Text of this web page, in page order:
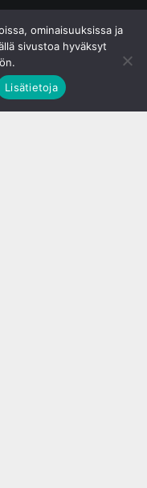
ominaisuuksissa ja
sivustoa hyväksyt
Lisätietoja